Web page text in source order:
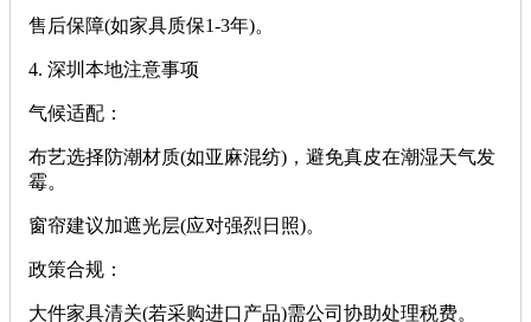
售后保障(如家具质保1-3年)。
‌4. 深圳本地注意事项‌
‌气候适配‌：
布艺选择防潮材质(如亚麻混纺)，避免真皮在潮湿天气发
霉。
窗帘建议加遮光层(应对强烈日照)。
‌政策合规‌：
大件家具清关(若采购进口产品)需公司协助处理税费。